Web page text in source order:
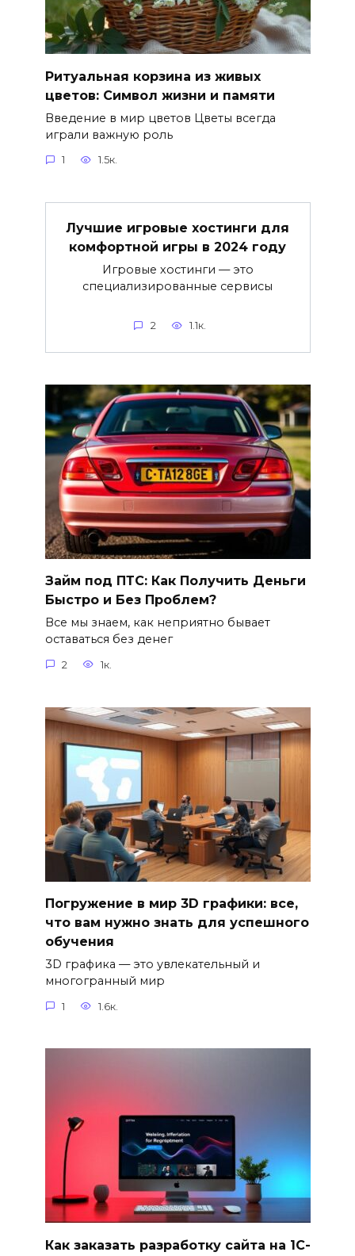
Ритуальная корзина из живых
цветов: Символ жизни и памяти
Введение в мир цветов Цветы всегда
играли важную роль
1 1.5к.
Лучшие игровые хостинги для
комфортной игры в 2024 году
Игровые хостинги — это
специализированные сервисы
2 1.1к.
Займ под ПТС: Как Получить Деньги
Быстро и Без Проблем?
Все мы знаем, как неприятно бывает
оставаться без денег
2 1к.
Погружение в мир 3D графики: все,
что вам нужно знать для успешного
обучения
3D графика — это увлекательный и
многогранный мир
1 1.6к.
Как заказать разработку сайта на 1С-